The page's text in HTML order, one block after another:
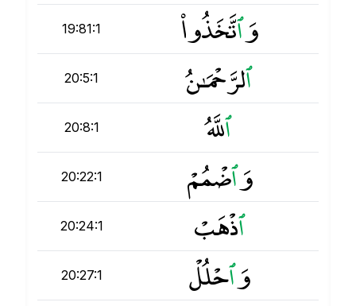
19:81:1 وَٱتَّخَذُوا۟
20:5:1 ٱلرَّحْمَـٰنُ
20:8:1 ٱللَّهُ
20:22:1 وَٱضْمُمْ
20:24:1 ٱذْهَبْ
20:27:1 وَٱحْلُلْ